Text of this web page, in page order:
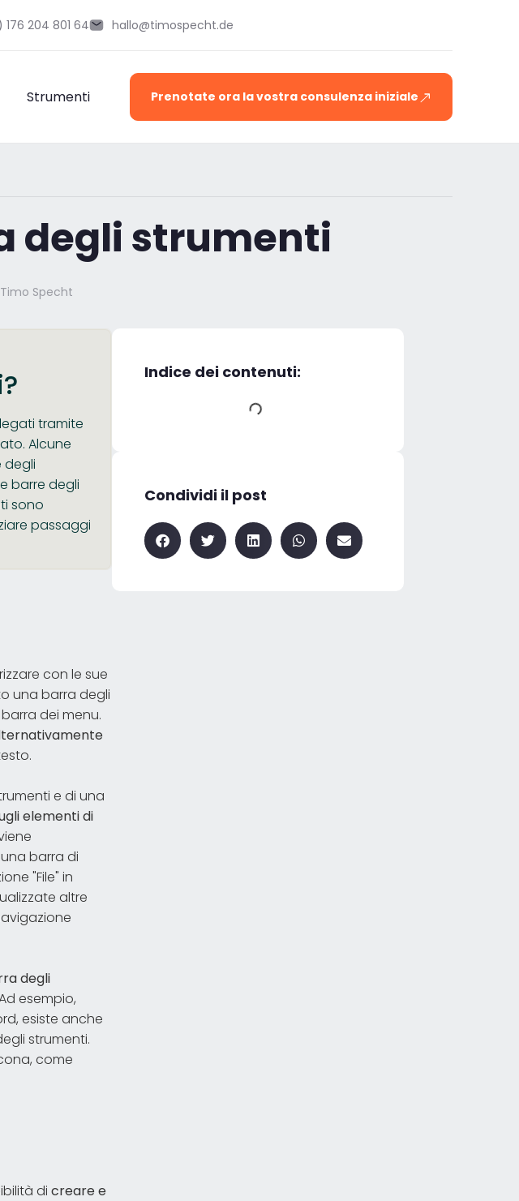
204 801 64 hallo@timospecht.de
Strumenti Prenotate ora la vostra consulenza iniziale
degli strumenti
Timo Specht
tramite
Alcune
degli
barre degli
sono
passaggi
con le sue
una barra degli
dei menu.
e di una
elementi di
barra di
"File" in
altre
degli
esempio,
esiste anche
strumenti.
come
di creare e
Indice dei contenuti:
Condividi il post